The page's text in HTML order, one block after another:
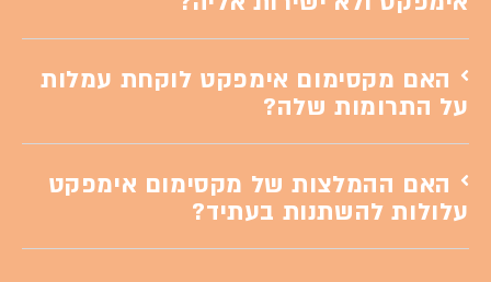
האם מקסימום אימפקט לוקחת עמלות
על התרומות שלה?
האם ההמלצות של מקסימום אימפקט
עלולות להשתנות בעתיד?